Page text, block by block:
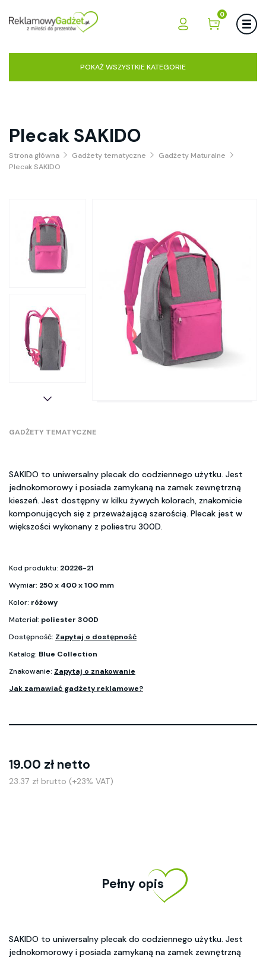
0
POKAŻ WSZYSTKIE KATEGORIE
Plecak SAKIDO
Strona główna Gadżety tematyczne
Gadżety Maturalne
Plecak SAKIDO
GADŻETY TEMATYCZNE
SAKIDO to uniwersalny plecak do codziennego użytku. Jest
jednokomorowy i posiada zamykaną na zamek zewnętrzną
kieszeń. Jest dostępny w kilku żywych kolorach, znakomicie
komponujących się z przeważającą szarością. Plecak jest w
większości wykonany z poliestru 300D.
Kod produktu: 20226-21
Wymiar: 250 x 400 x 100 mm
Kolor: różowy
Materiał: poliester 300D
Dostępność: Zapytaj o dostępność
Katalog: Blue Collection
Znakowanie: Zapytaj o znakowanie
Jak zamawiać gadżety reklamowe?
19.00 zł netto
23.37 zł brutto (+23% VAT)
Pełny opis
SAKIDO to uniwersalny plecak do codziennego użytku. Jest
jednokomorowy i posiada zamykaną na zamek zewnętrzną